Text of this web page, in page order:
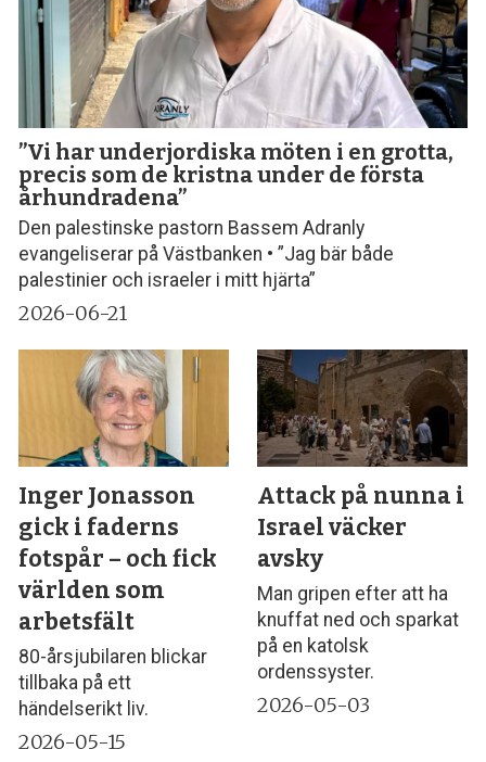
”Vi har underjordiska möten i en grotta,
precis som de kristna under de första
århundradena”
Den palestinske pastorn Bassem Adranly
evangeliserar på Västbanken • ”Jag bär både
palestinier och israeler i mitt hjärta”
2026-06-21
Inger Jonasson
gick i faderns
fotspår – och fick
världen som
arbetsfält
80-årsjubilaren blickar
tillbaka på ett
händelserikt liv.
2026-05-15
Attack på nunna i
Israel väcker
avsky
Man gripen efter att ha
knuffat ned och sparkat
på en katolsk
ordenssyster.
2026-05-03